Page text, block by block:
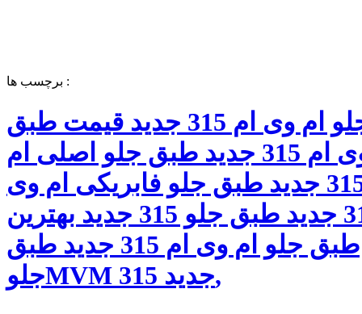
برچسب ها :
طبق جلو ام وی ام 315 جدید قیمت طبق
جلو ام وی ام 315 جدید طبق جلو اصلی ام
وی ام 315 جدید طبق جلو فابریکی ام وی
ام 315 جدید طبق جلو 315 جدید بهترین
طبق جلو ام وی ام 315 جدید طبق
جلوMVM 315 جدید,